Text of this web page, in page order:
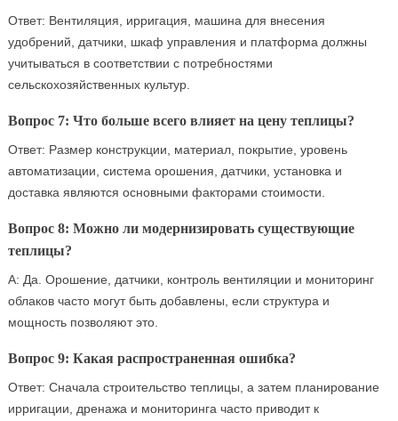
Ответ: Вентиляция, ирригация, машина для внесения
удобрений, датчики, шкаф управления и платформа должны
учитываться в соответствии с потребностями
сельскохозяйственных культур.
Вопрос 7: Что больше всего влияет на цену теплицы?
Ответ: Размер конструкции, материал, покрытие, уровень
автоматизации, система орошения, датчики, установка и
доставка являются основными факторами стоимости.
Вопрос 8: Можно ли модернизировать существующие
теплицы?
А: Да. Орошение, датчики, контроль вентиляции и мониторинг
облаков часто могут быть добавлены, если структура и
мощность позволяют это.
Вопрос 9: Какая распространенная ошибка?
Ответ: Сначала строительство теплицы, а затем планирование
ирригации, дренажа и мониторинга часто приводит к